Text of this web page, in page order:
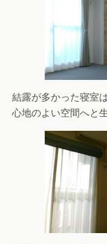
結露が多かった寝室
心地のよい空間へと